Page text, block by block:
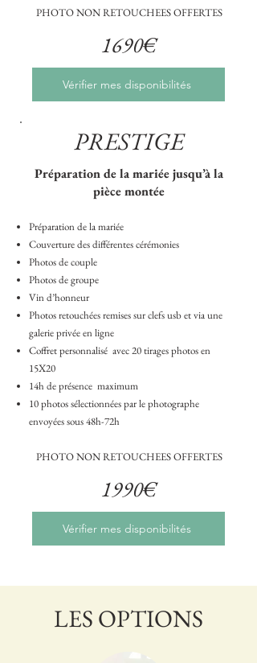
PHOTO NON RETOUCHEES OFFERTES
1690€
Vérifier mes disponibilités
PRESTIGE
Préparation de la mariée jusqu’à la
pièce montée
Préparation de la mariée
Couverture des différentes cérémonies
Photos de couple
Photos de groupe
Vin d’honneur
Photos retouchées remises sur clefs usb et via une
galerie privée en ligne
Coffret personnalisé avec 20 tirages photos en
15X20
14h de présence maximum
10 photos sélectionnées par le photographe
envoyées sous 48h-72h
PHOTO NON RETOUCHEES OFFERTES
1990€
Vérifier mes disponibilités
LES OPTIONS